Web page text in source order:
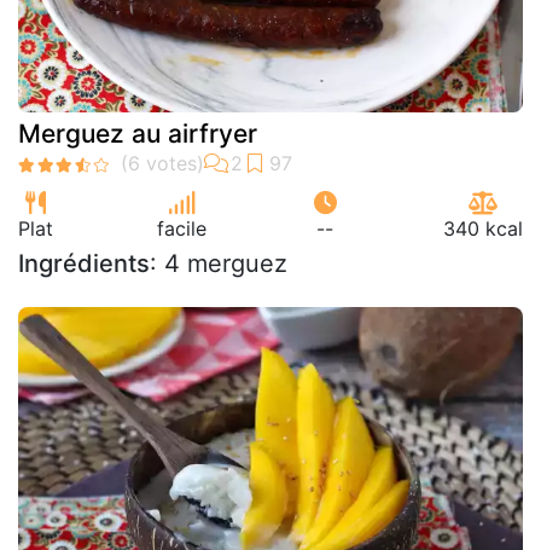
Merguez au airfryer
Plat facile -- 340 kcal
Ingrédients: 4 merguez